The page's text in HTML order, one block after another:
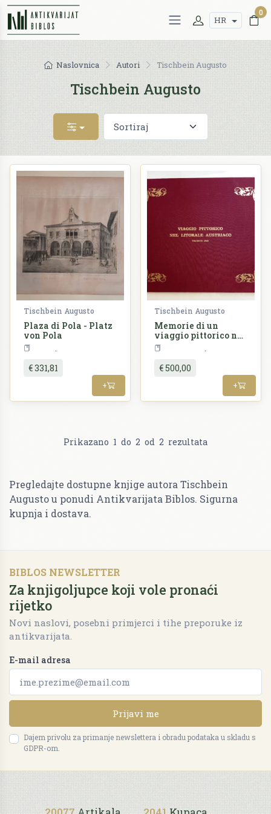
HR
0
Naslovnica Autori Tischbein Augusto
Tischbein Augusto
Tischbein Augusto
Plaza di Pola - Platz
von Pola
€ 331,81
+
Tischbein Augusto
Memorie di un
viaggio pittorico nel
Litorale Austriaco
€ 500,00
+
Prikazano 1 do 2 od 2 rezultata
Pregledajte dostupne knjige autora Tischbein
Augusto u ponudi Antikvarijata Biblos. Sigurna
kupnja i dostava.
BIBLOS NEWSLETTER
Za knjigoljupce koji vole pronaći
rijetko
Novi naslovi, posebni primjerci i tihe preporuke iz
antikvarijata.
E-mail adresa
Prijavi me
Dajem privolu za primanje newslettera i obradu podataka u skladu s
GDPR-om.